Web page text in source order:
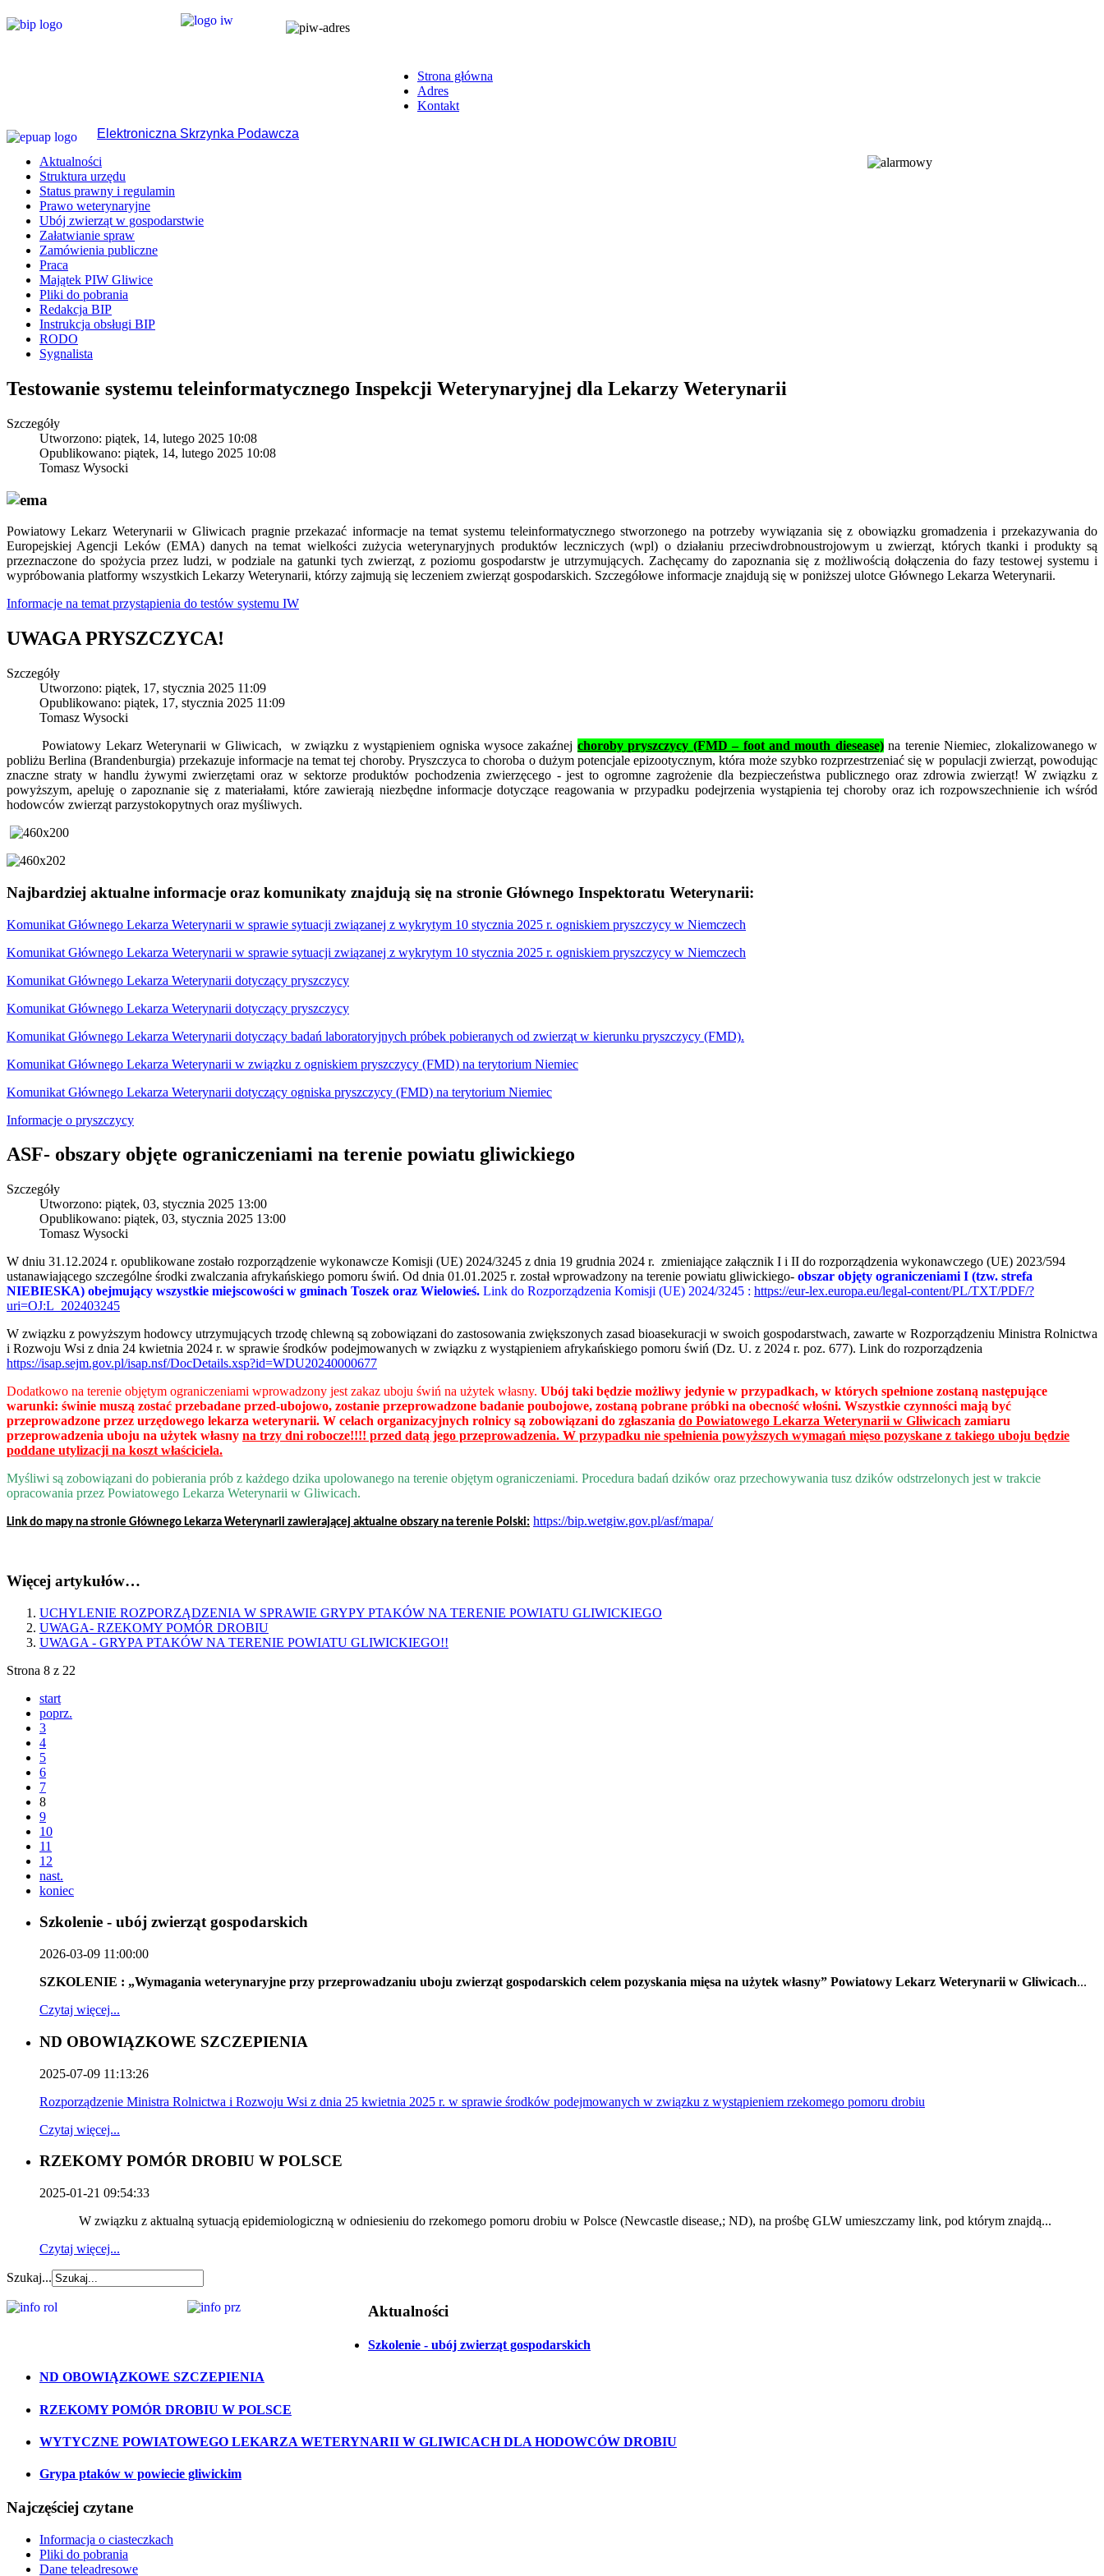
Strona główna
Adres
Kontakt
Elektroniczna Skrzynka Podawcza
Aktualności
Struktura urzędu
Status prawny i regulamin
Prawo weterynaryjne
Ubój zwierząt w gospodarstwie
Załatwianie spraw
Zamówienia publiczne
Praca
Majątek PIW Gliwice
Pliki do pobrania
Redakcja BIP
Instrukcja obsługi BIP
RODO
Sygnalista
Testowanie systemu teleinformatycznego Inspekcji Weterynaryjnej dla Lekarzy Weterynarii
Szczegóły
Utworzono: piątek, 14, lutego 2025 10:08
Opublikowano: piątek, 14, lutego 2025 10:08
Tomasz Wysocki
Powiatowy Lekarz Weterynarii w Gliwicach pragnie przekazać informacje na temat systemu teleinformatycznego stworzonego na potrzeby wywiązania się z obowiązku gromadzenia i przekazywania do
Europejskiej Agencji Leków (EMA) danych na temat wielkości zużycia weterynaryjnych produktów leczniczych (wpl) o działaniu przeciwdrobnoustrojowym u zwierząt, których tkanki i produkty są
przeznaczone do spożycia przez ludzi, w podziale na gatunki tych zwierząt, z poziomu gospodarstw je utrzymujących. Zachęcamy do zapoznania się z możliwością dołączenia do fazy testowej systemu i
wypróbowania platformy wszystkich Lekarzy Weterynarii, którzy zajmują się leczeniem zwierząt gospodarskich. Szczegółowe informacje znajdują się w poniższej ulotce Głównego Lekarza Weterynarii.
Informacje na temat przystąpienia do testów systemu IW
UWAGA PRYSZCZYCA!
Szczegóły
Utworzono: piątek, 17, stycznia 2025 11:09
Opublikowano: piątek, 17, stycznia 2025 11:09
Tomasz Wysocki
Powiatowy Lekarz Weterynarii w Gliwicach, w związku z wystąpieniem ogniska wysoce zakaźnej choroby pryszczycy (FMD – foot and mouth diesease)na terenie Niemiec, zlokalizowanego w
pobliżu Berlina (Brandenburgia) przekazuje informacje na temat tej choroby. Pryszczyca to choroba o dużym potencjale epizootycznym, która może szybko rozprzestrzeniać się w populacji zwierząt, powodując
znaczne straty w handlu żywymi zwierzętami oraz w sektorze produktów pochodzenia zwierzęcego - jest to ogromne zagrożenie dla bezpieczeństwa publicznego oraz zdrowia zwierząt! W związku z
powyższym, apeluję o zapoznanie się z materiałami, które zawierają niezbędne informacje dotyczące reagowania w przypadku podejrzenia wystąpienia tej choroby oraz ich rozpowszechnienie ich wśród
hodowców zwierząt parzystokopytnych oraz myśliwych.
Najbardziej aktualne informacje oraz komunikaty znajdują się na stronie Głównego Inspektoratu Weterynarii:
Komunikat Głównego Lekarza Weterynarii w sprawie sytuacji związanej z wykrytym 10 stycznia 2025 r. ogniskiem pryszczycy w Niemczech
Komunikat Głównego Lekarza Weterynarii w sprawie sytuacji związanej z wykrytym 10 stycznia 2025 r. ogniskiem pryszczycy w Niemczech
Komunikat Głównego Lekarza Weterynarii dotyczący pryszczycy
Komunikat Głównego Lekarza Weterynarii dotyczący pryszczycy
Komunikat Głównego Lekarza Weterynarii dotyczący badań laboratoryjnych próbek pobieranych od zwierząt w kierunku pryszczycy (FMD).
Komunikat Głównego Lekarza Weterynarii w związku z ogniskiem pryszczycy (FMD) na terytorium Niemiec
Komunikat Głównego Lekarza Weterynarii dotyczący ogniska pryszczycy (FMD) na terytorium Niemiec
Informacje o pryszczycy
ASF- obszary objęte ograniczeniami na terenie powiatu gliwickiego
Szczegóły
Utworzono: piątek, 03, stycznia 2025 13:00
Opublikowano: piątek, 03, stycznia 2025 13:00
Tomasz Wysocki
W dniu 31.12.2024 r. opublikowane zostało rozporządzenie wykonawcze Komisji (UE) 2024/3245 z dnia 19 grudnia 2024 r. zmieniające załącznik I i II do rozporządzenia wykonawczego (UE) 2023/594
ustanawiającego szczególne środki zwalczania afrykańskiego pomoru świń. Od dnia 01.01.2025 r. został wprowadzony na terenie powiatu gliwickiego- obszar objęty ograniczeniami I (tzw. strefa
NIEBIESKA) obejmujący wszystkie miejscowości w gminach Toszek oraz Wielowieś. Link do Rozporządzenia Komisji (UE) 2024/3245 : https://eur-lex.europa.eu/legal-content/PL/TXT/PDF/?
uri=OJ:L_202403245
W związku z powyższym hodowcy utrzymujących trzodę chlewną są zobowiązani do zastosowania zwiększonych zasad bioasekuracji w swoich gospodarstwach, zawarte w Rozporządzeniu Ministra Rolnictwa
i Rozwoju Wsi z dnia 24 kwietnia 2024 r. w sprawie środków podejmowanych w związku z wystąpieniem afrykańskiego pomoru świń (Dz. U. z 2024 r. poz. 677). Link do rozporządzenia
https://isap.sejm.gov.pl/isap.nsf/DocDetails.xsp?id=WDU20240000677
Dodatkowo na terenie objętym ograniczeniami wprowadzony jest zakaz uboju świń na użytek własny. Ubój taki będzie możliwy jedynie w przypadkach, w których spełnione zostaną następujące
warunki: świnie muszą zostać przebadane przed-ubojowo, zostanie przeprowadzone badanie poubojowe, zostaną pobrane próbki na obecność włośni. Wszystkie czynności mają być
przeprowadzone przez urzędowego lekarza weterynarii. W celach organizacyjnych rolnicy są zobowiązani do zgłaszania do Powiatowego Lekarza Weterynarii w Gliwicach zamiaru
przeprowadzenia uboju na użytek własny na trzy dni robocze!!!! przed datą jego przeprowadzenia. W przypadku nie spełnienia powyższych wymagań mięso pozyskane z takiego uboju będzie
poddane utylizacji na koszt właściciela.
Myśliwi są zobowiązani do pobierania prób z każdego dzika upolowanego na terenie objętym ograniczeniami. Procedura badań dzików oraz przechowywania tusz dzików odstrzelonych jest w trakcie
opracowania przez Powiatowego Lekarza Weterynarii w Gliwicach.
Link do mapy na stronie Głównego Lekarza Weterynarii zawierającej aktualne obszary na terenie Polski: https://bip.wetgiw.gov.pl/asf/mapa/
Więcej artykułów…
UCHYLENIE ROZPORZĄDZENIA W SPRAWIE GRYPY PTAKÓW NA TERENIE POWIATU GLIWICKIEGO
UWAGA- RZEKOMY POMÓR DROBIU
UWAGA - GRYPA PTAKÓW NA TERENIE POWIATU GLIWICKIEGO!!
Strona 8 z 22
start
poprz.
3
4
5
6
7
8
9
10
11
12
nast.
koniec
Szkolenie - ubój zwierząt gospodarskich
2026-03-09 11:00:00
SZKOLENIE : „Wymagania weterynaryjne przy przeprowadzaniu uboju zwierząt gospodarskich celem pozyskania mięsa na użytek własny” Powiatowy Lekarz Weterynarii w Gliwicach...
Czytaj więcej...
ND OBOWIĄZKOWE SZCZEPIENIA
2025-07-09 11:13:26
Rozporządzenie Ministra Rolnictwa i Rozwoju Wsi z dnia 25 kwietnia 2025 r. w sprawie środków podejmowanych w związku z wystąpieniem rzekomego pomoru drobiu
Czytaj więcej...
RZEKOMY POMÓR DROBIU W POLSCE
2025-01-21 09:54:33
W związku z aktualną sytuacją epidemiologiczną w odniesieniu do rzekomego pomoru drobiu w Polsce (Newcastle disease,; ND), na prośbę GLW umieszczamy link, pod którym znajdą...
Czytaj więcej...
Szukaj...
Aktualności
Szkolenie - ubój zwierząt gospodarskich
ND OBOWIĄZKOWE SZCZEPIENIA
RZEKOMY POMÓR DROBIU W POLSCE
WYTYCZNE POWIATOWEGO LEKARZA WETERYNARII W GLIWICACH DLA HODOWCÓW DROBIU
Grypa ptaków w powiecie gliwickim
Najczęściej czytane
Informacja o ciasteczkach
Pliki do pobrania
Dane teleadresowe